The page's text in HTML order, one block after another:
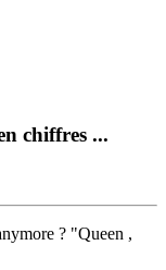
chiffres ...
? "Queen ,